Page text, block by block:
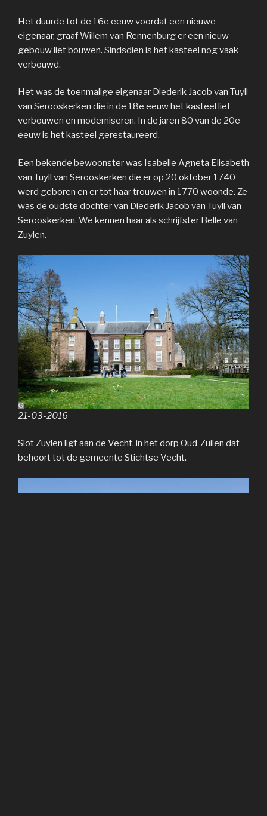
Het duurde tot de 16e eeuw voordat een nieuwe
eigenaar, graaf Willem van Rennenburg er een nieuw
gebouw liet bouwen. Sindsdien is het kasteel nog vaak
verbouwd.
Het was de toenmalige eigenaar Diederik Jacob van Tuyll
van Serooskerken die in de 18e eeuw het kasteel liet
verbouwen en moderniseren. In de jaren 80 van de 20e
eeuw is het kasteel gerestaureerd.
Een bekende bewoonster was Isabelle Agneta Elisabeth
van Tuyll van Serooskerken die er op 20 oktober 1740
werd geboren en er tot haar trouwen in 1770 woonde. Ze
was de oudste dochter van Diederik Jacob van Tuyll van
Serooskerken. We kennen haar als schrijfster Belle van
Zuylen.
21-03-2016
Slot Zuylen ligt aan de Vecht, in het dorp Oud-Zuilen dat
behoort tot de gemeente Stichtse Vecht.